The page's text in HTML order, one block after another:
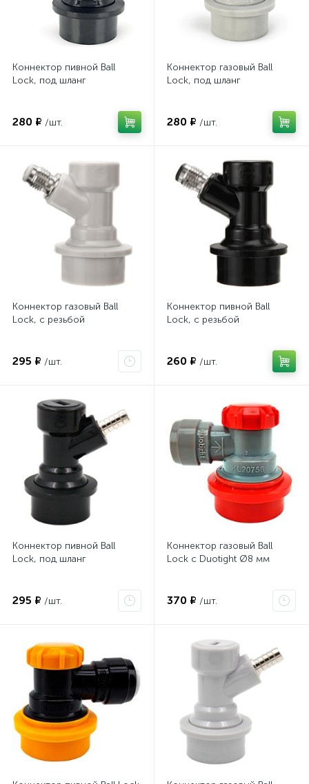
Коннектор пивной Ball
Lock, под шланг
280 ₽ /шт.
Коннектор газовый Ball
Lock, под шланг
280 ₽ /шт.
Коннектор газовый Ball
Lock, с резьбой
295 ₽ /шт.
Коннектор пивной Ball
Lock, с резьбой
260 ₽ /шт.
Коннектор пивной Ball
Lock, под шланг
295 ₽ /шт.
Коннектор газовый Ball
Lock с Duotight Ø8 мм
370 ₽ /шт.